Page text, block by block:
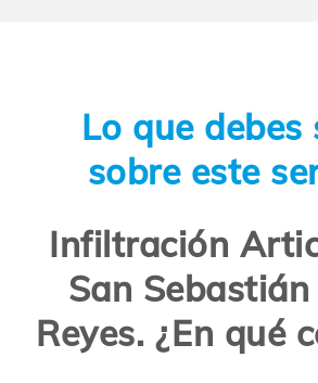
Lo que debes
sobre este
Infiltración
San
Reyes. ¿En qué